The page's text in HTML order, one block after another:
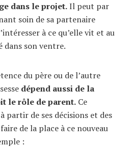
dans le projet.Il peut par
soin de sa partenaire
à ce qu’elle vit et au
dans son ventre.
du père ou de l’autre
dépend aussi de la
le rôle de parent. Ce
partir de ses décisions et des
de la place à ce nouveau
: